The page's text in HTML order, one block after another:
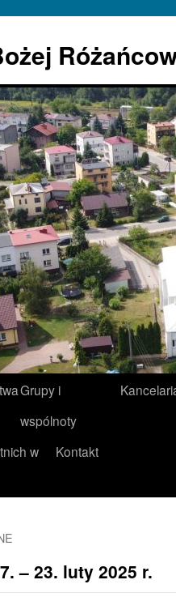
Grupy i
wspólnoty
w
Kontakt
– 23. luty 2025 r.